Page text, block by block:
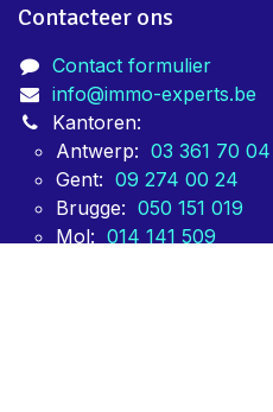
Contacteer ons
Contact formulier
info@immo-experts.be
Kantoren:
Antwerp: 03 361 70 04
Gent: 09 274 00 24
Brugge: 050 151 019
Mol: 014 141 509